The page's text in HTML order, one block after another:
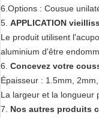
6.Options : Cousue
5. APPLICATION
Le produit utilisent
aluminium d'être
6. Concevez votre
Épaisseur : 1.5mm,
La largeur et la longueur
7. Nos autres produits